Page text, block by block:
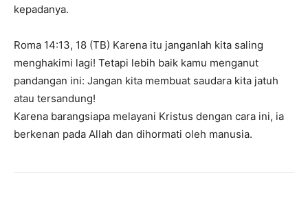
kepadanya.
Roma 14:13, 18 (TB) Karena itu janganlah kita saling
menghakimi lagi! Tetapi lebih baik kamu menganut
pandangan ini: Jangan kita membuat saudara kita jatuh
atau tersandung!
Karena barangsiapa melayani Kristus dengan cara ini, ia
berkenan pada Allah dan dihormati oleh manusia.